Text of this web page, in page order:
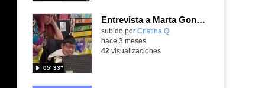
Entrevista a Marta González (directora DAT Capital), por alumnos del CPEE María Soriano
Contenido educativo.
subido por Cristina Q.
05′ 33″
hace 3 meses
42 visualizaciones